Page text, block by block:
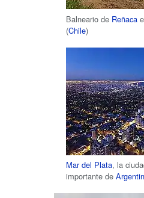
Balneario de Reñaca
(Chile)
Mar del Plata, la
importante de